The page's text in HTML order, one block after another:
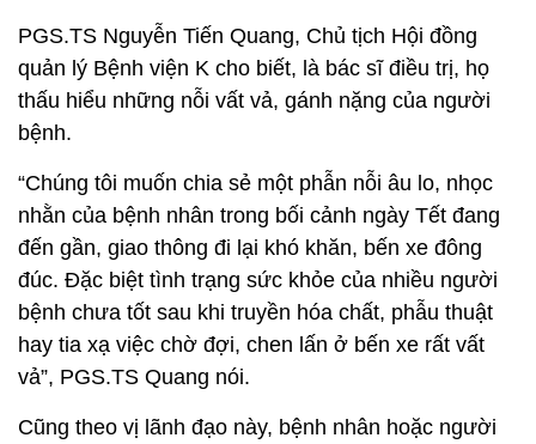
PGS.TS Nguyễn Tiến Quang, Chủ tịch Hội đồng
quản lý Bệnh viện K cho biết, là bác sĩ điều trị, họ
thấu hiểu những nỗi vất vả, gánh nặng của người
bệnh.
“Chúng tôi muốn chia sẻ một phẫn nỗi âu lo, nhọc
nhằn của bệnh nhân trong bối cảnh ngày Tết đang
đến gần, giao thông đi lại khó khăn, bến xe đông
đúc. Đặc biệt tình trạng sức khỏe của nhiều người
bệnh chưa tốt sau khi truyền hóa chất, phẫu thuật
hay tia xạ việc chờ đợi, chen lấn ở bến xe rất vất
vả”, PGS.TS Quang nói.
Cũng theo vị lãnh đạo này, bệnh nhân hoặc người